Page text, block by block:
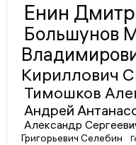
Енин
Большунов
Кириллович
Тимошков
Андрей
Александр
Григорьевич Селебин